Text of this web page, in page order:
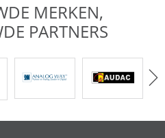
MERKEN,
PARTNERS